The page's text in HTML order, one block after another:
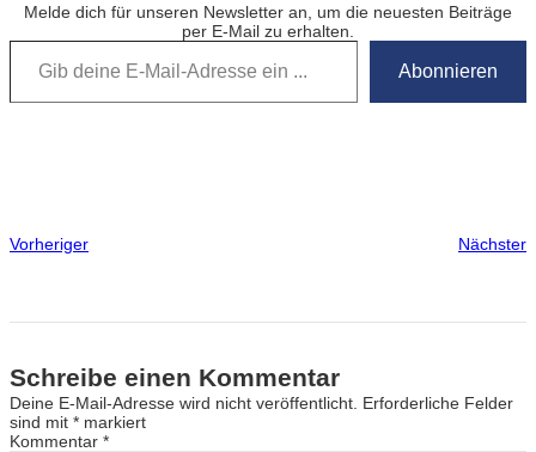
Melde dich für unseren Newsletter an, um die neuesten Beiträge
per E-Mail zu erhalten.
Gib deine E-Mail-Adresse ein …
Abonnieren
Vorheriger Nächster
Schreibe einen Kommentar
Deine E-Mail-Adresse wird nicht veröffentlicht. Erforderliche Felder
sind mit * markiert
Kommentar *